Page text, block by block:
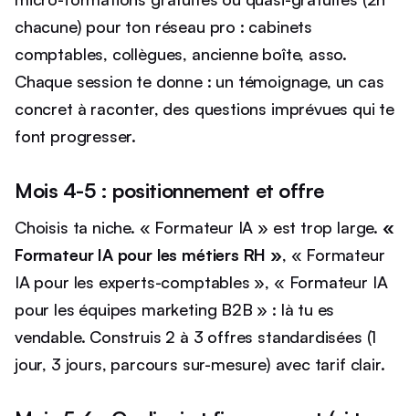
chacune) pour ton réseau pro : cabinets
comptables, collègues, ancienne boîte, asso.
Chaque session te donne : un témoignage, un cas
concret à raconter, des questions imprévues qui te
font progresser.
Mois 4-5 : positionnement et offre
Choisis ta niche. « Formateur IA » est trop large. «
Formateur IA pour les métiers RH », « Formateur
IA pour les experts-comptables », « Formateur IA
pour les équipes marketing B2B » : là tu es
vendable. Construis 2 à 3 offres standardisées (1
jour, 3 jours, parcours sur-mesure) avec tarif clair.